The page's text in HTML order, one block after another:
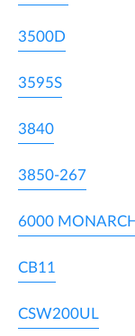
3500D
3595S
3840
3850-267
6000 MONARCH
CB11
CSW200UL